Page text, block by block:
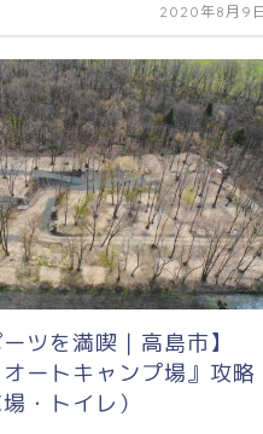
2020年8月9日
ツを満喫｜高島市】
オートキャンプ場』攻略
・トイレ）